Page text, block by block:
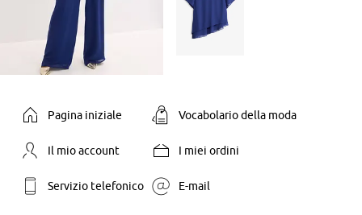
Pagina iniziale Vocabolario della moda
Il mio account I miei ordini
Servizio telefonico E-mail